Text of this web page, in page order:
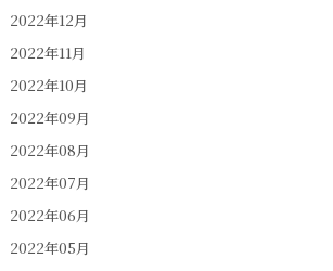
2022年12月
2022年11月
2022年10月
2022年09月
2022年08月
2022年07月
2022年06月
2022年05月